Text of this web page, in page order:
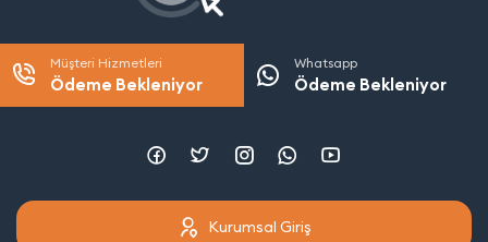
Müşteri Hizmetleri
Ödeme Bekleniyor
Whatsapp
Ödeme Bekleniyor
Kurumsal Giriş